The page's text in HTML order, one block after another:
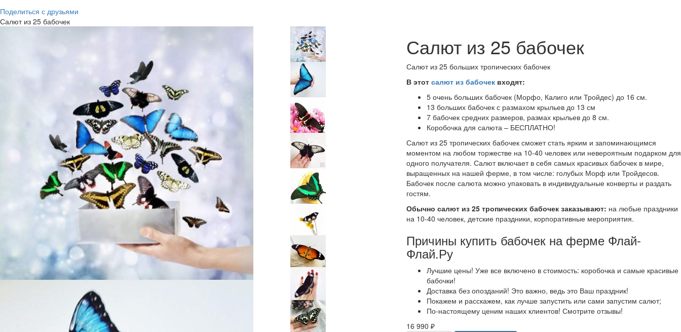
Поделиться с друзьями
Салют из 25 бабочек
Салют из 25 бабочек
Салют из 25 больших тропических бабочек
В этот салют из бабочеквходят:
5 очень больших бабочек (Морфо, Калиго или Тройдес) до 16 см.
13 больших бабочек с размахом крыльев до 13 см
7 бабочек средних размеров, размах крыльев до 8 см.
Коробочка для салюта – БЕСПЛАТНО!
Салют из 25 тропических бабочек сможет стать ярким и запоминающимся
моментом на любом торжестве на 10-40 человек или невероятным подарком для
одного получателя. Салют включает в себя самых красивых бабочек в мире,
выращенных на нашей ферме, в том числе: голубых Морф или Тройдесов.
Бабочек после салюта можно упаковать в индивидуальные конверты и раздать
гостям.
Обычно салют из 25 тропических бабочек заказывают: на любые праздники
на 10-40 человек, детские праздники, корпоративные мероприятия.
Причины купить бабочек на ферме Флай-
Флай.Ру
Лучшие цены! Уже все включено в стоимость: коробочка и самые красивые
бабочки!
Доставка без опозданий! Это важно, ведь это Ваш праздник!
Покажем и расскажем, как лучше запустить или сами запустим салют;
По-настоящему ценим наших клиентов! Смотрите отзывы!
16 990 ₽